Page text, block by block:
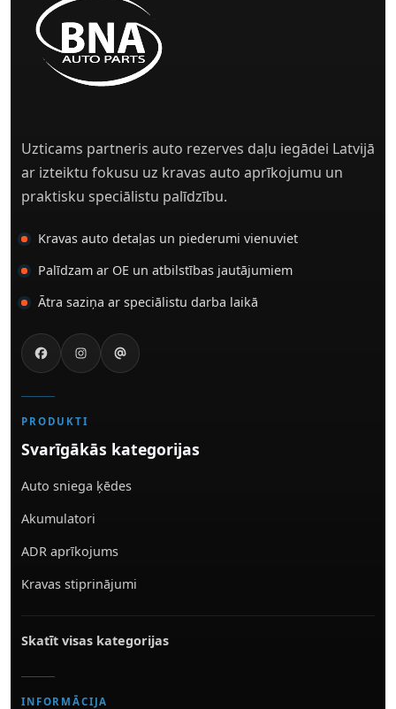
Uzticams partneris auto rezerves daļu iegādei Latvijā
ar izteiktu fokusu uz kravas auto aprīkojumu un
praktisku speciālistu palīdzību.
Kravas auto detaļas un piederumi vienuviet
Palīdzam ar OE un atbilstības jautājumiem
Ātra saziņa ar speciālistu darba laikā
PRODUKTI
Svarīgākās kategorijas
Auto sniega ķēdes
Akumulatori
ADR aprīkojums
Kravas stiprinājumi
Skatīt visas kategorijas
INFORMĀCIJA